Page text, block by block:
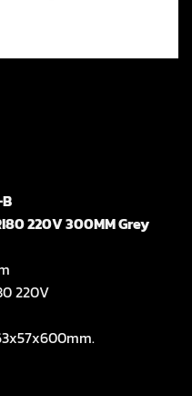
220V 300MM Grey
220V